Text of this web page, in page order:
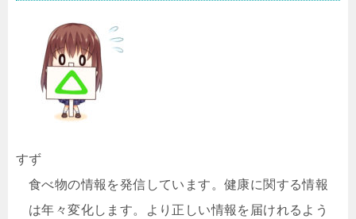
すず
食べ物の情報を発信しています。健康に関する情報
は年々変化します。より正しい情報を届けれるよう